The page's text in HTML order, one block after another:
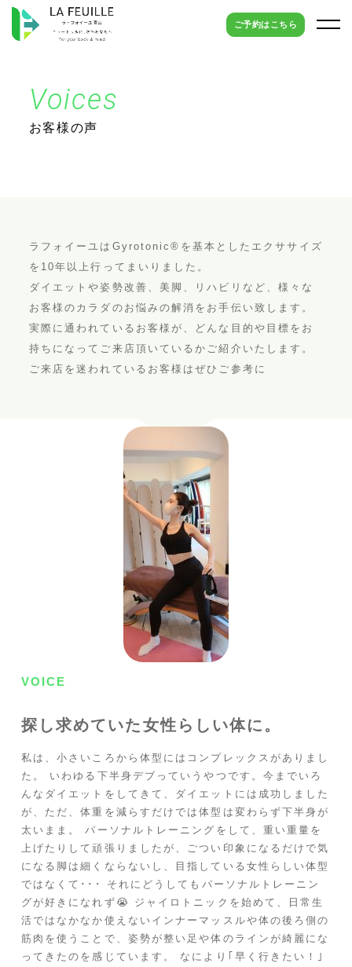
ご予約はこちら
Voices
お客様の声
ラフォイーユはGyrotonic®︎を基本としたエクササイズ
を10年以上行ってまいりました。
ダイエットや姿勢改善、美脚、リハビリなど、様々な
お客様のカラダのお悩みの解消をお手伝い致します。
実際に通われているお客様が、どんな目的や目標をお
持ちになってご来店頂いているかご紹介いたします。
ご来店を迷われているお客様はぜひご参考に
VOICE
探し求めていた女性らしい体に。
私は、小さいころから体型にはコンプレックスがありまし
た。 いわゆる下半身デブっていうやつです。今までいろ
んなダイエットをしてきて、ダイエットには成功しました
が、ただ、体重を減らすだけでは体型は変わらず下半身が
太いまま。 パーソナルトレーニングをして、重い重量を
上げたりして頑張りましたが、ごつい印象になるだけで気
になる脚は細くならないし、目指している女性らしい体型
ではなくて･･･ それにどうしてもパーソナルトレーニン
グが好きになれず😭 ジャイロトニックを始めて、日常生
活ではなかなか使えないインナーマッスルや体の後ろ側の
筋肉を使うことで、姿勢が整い足や体のラインが綺麗にな
ってきたのを感じています。 なにより｢早く行きたい！｣